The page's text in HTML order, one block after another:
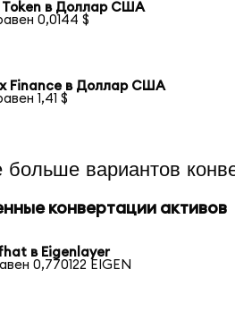
Token в Доллар США
0,0144 $
Finance в Доллар США
1,41 $
больше вариантов
конвертации активов
в Eigenlayer
0,770122 EIGEN